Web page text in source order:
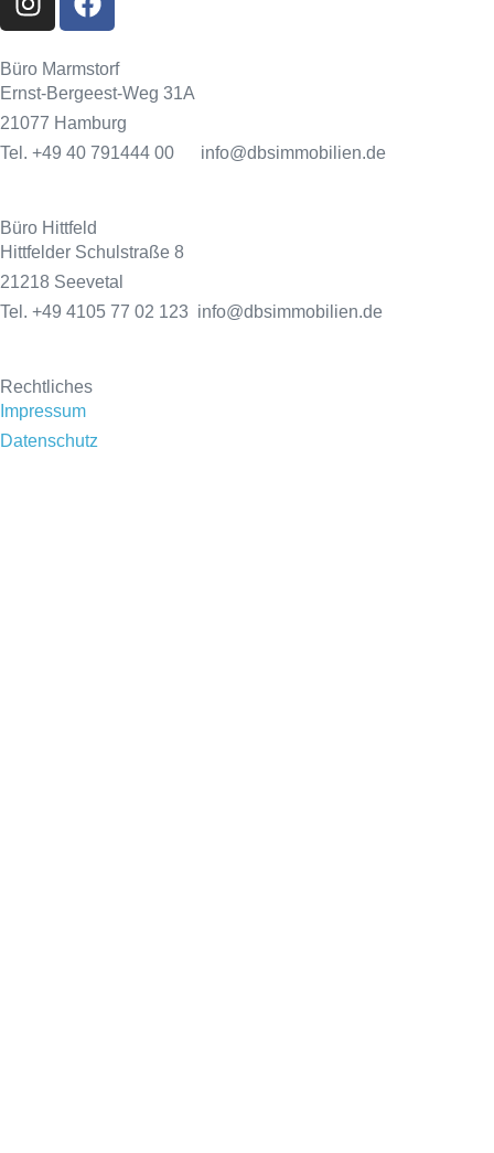
Büro Marmstorf
Ernst-Bergeest-Weg 31A
21077 Hamburg
Tel. +49 40 791444 00 info@dbsimmobilien.de
Büro Hittfeld
Hittfelder Schulstraße 8
21218 Seevetal
Tel. +49 4105 77 02 123 info@dbsimmobilien.de
Rechtliches
Impressum
Datenschutz